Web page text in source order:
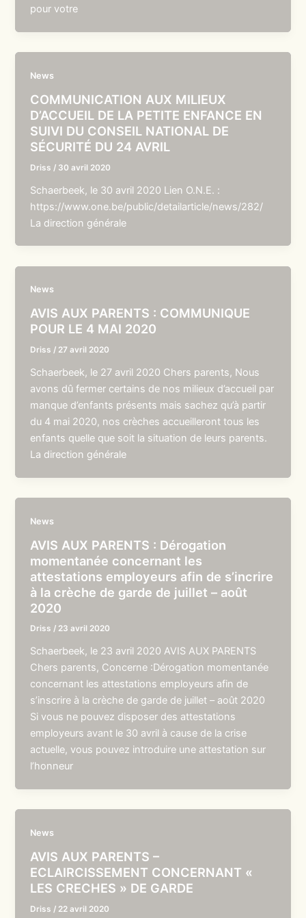
pour votre
News
COMMUNICATION AUX MILIEUX
D’ACCUEIL DE LA PETITE ENFANCE EN
SUIVI DU CONSEIL NATIONAL DE
SÉCURITÉ DU 24 AVRIL
Driss / 30 avril 2020
Schaerbeek, le 30 avril 2020 Lien O.N.E. :
https://www.one.be/public/detailarticle/news/282/
La direction générale
News
AVIS AUX PARENTS : COMMUNIQUE
POUR LE 4 MAI 2020
Driss / 27 avril 2020
Schaerbeek, le 27 avril 2020 Chers parents, Nous
avons dû fermer certains de nos milieux d’accueil par
manque d’enfants présents mais sachez qu’à partir
du 4 mai 2020, nos crèches accueilleront tous les
enfants quelle que soit la situation de leurs parents.
La direction générale
News
AVIS AUX PARENTS : Dérogation
momentanée concernant les
attestations employeurs afin de s’incrire
à la crèche de garde de juillet – août
2020
Driss / 23 avril 2020
Schaerbeek, le 23 avril 2020 AVIS AUX PARENTS
Chers parents, Concerne :Dérogation momentanée
concernant les attestations employeurs afin de
s’inscrire à la crèche de garde de juillet – août 2020
Si vous ne pouvez disposer des attestations
employeurs avant le 30 avril à cause de la crise
actuelle, vous pouvez introduire une attestation sur
l’honneur
News
AVIS AUX PARENTS –
ECLAIRCISSEMENT CONCERNANT «
LES CRECHES » DE GARDE
Driss / 22 avril 2020